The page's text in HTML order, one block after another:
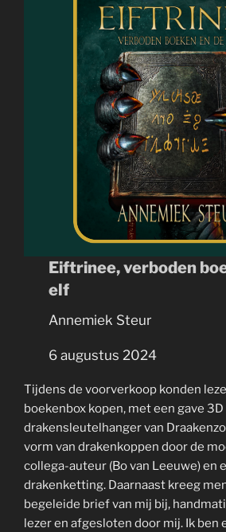
Eiftrinee, verboden
elf
Annemiek Steur
6 augustus 2024
Tijdens de voorverkoop konden
boekenbox kopen, met een gave 3D
drakensleutelhanger van
vorm van drakenkoppen door de
collega-auteur (Bo van Leeuwe) en
drakenketting. Daarnaast kreeg
begeleide brief van mij bij,
lezer en afgesloten door mij. Ik ben